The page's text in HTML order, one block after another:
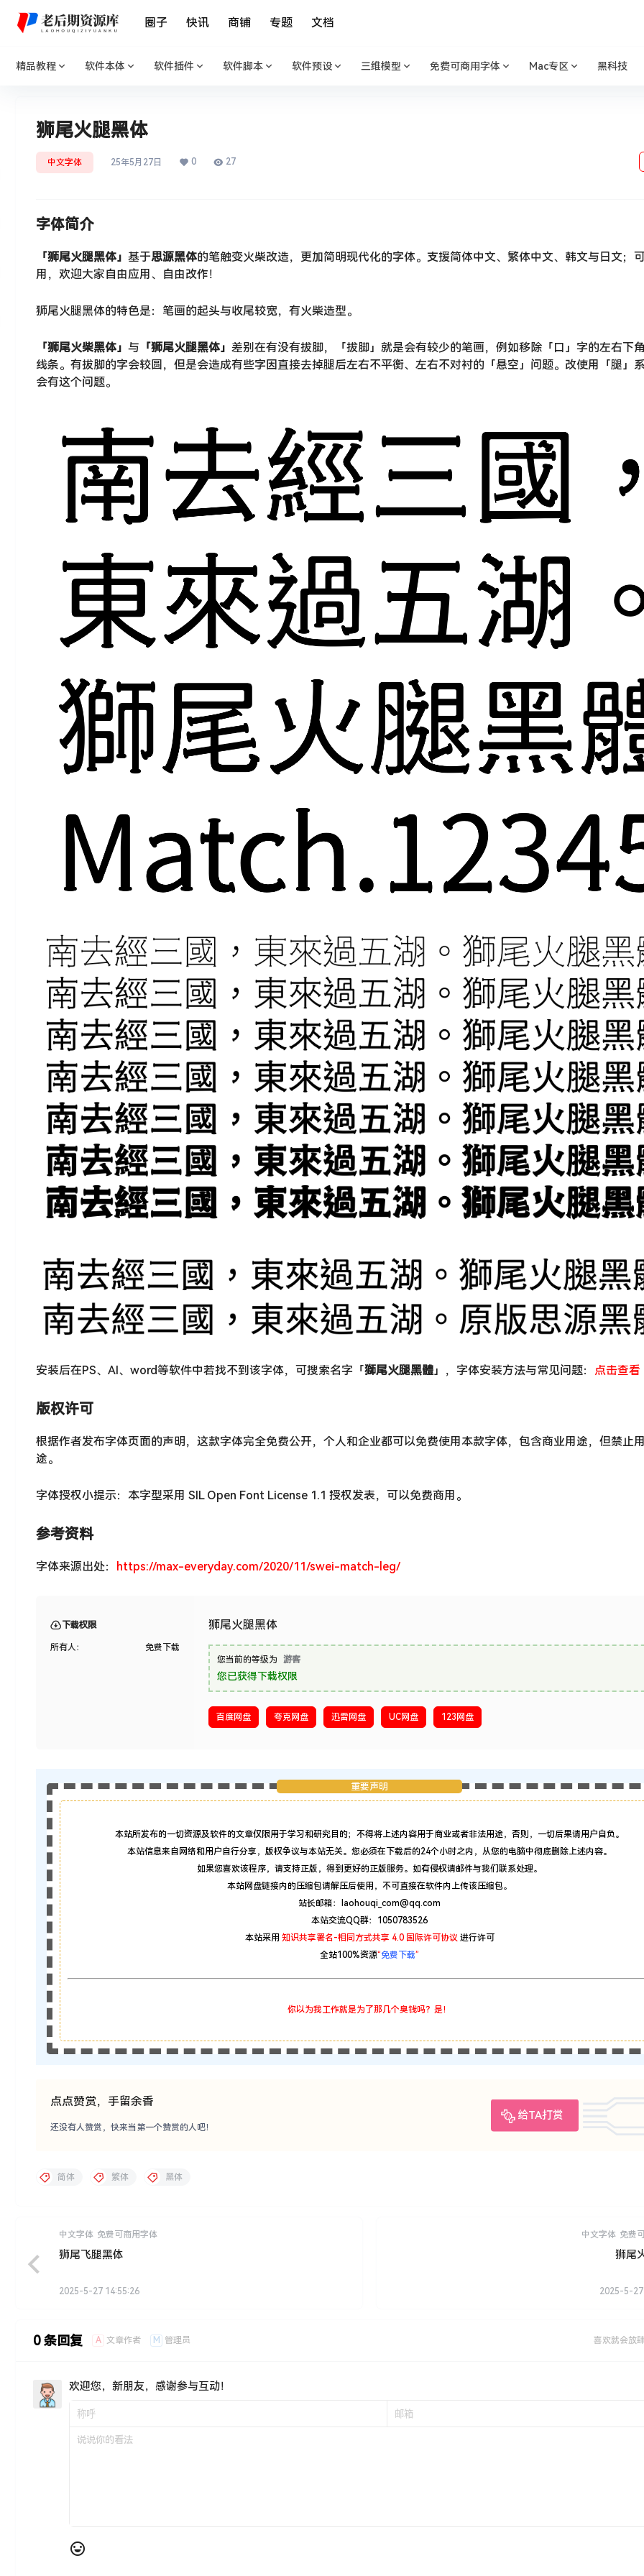
圈子 快讯 商铺 专题 文档
精品教程 软件本体 软件插件 软件脚本 软件预设 三维模型 免费可商用字体 Mac专区 黑科技
狮尾火腿黑体
中文字体 25年5月27日 0 27
字体简介
「狮尾火腿黑体」 基于思源黑体的笔触变火柴改造，更加简明现代化的字体。支援简体中文、繁体中文、韩文与日文；
用，欢迎大家自由应用、自由改作！
狮尾火腿黑体的特色是：笔画的起头与收尾较宽，有火柴造型。
「狮尾火柴黑体」 与 「狮尾火腿黑体」 差别在有没有拔脚，「拔脚」就是会有较少的笔画，例如移除「口」字的左右下
线条。有拔脚的字会较圆，但是会造成有些字因直接去掉腿后左右不平衡、左右不对衬的「悬空」问题。改使用「腿」
会有这个问题。
安装后在PS、AI、word等软件中若找不到该字体，可搜索名字「獅尾火腿黑體」，字体安装方法与常见问题： 点击查看
版权许可
根据作者发布字体页面的声明，这款字体完全免费公开，个人和企业都可以免费使用本款字体，包含商业用途，但禁止
途。
字体授权小提示：本字型采用 SIL Open Font License 1.1 授权发表，可以免费商用。
参考资料
字体来源出处： https://max-everyday.com/2020/11/swei-match-leg/
下载权限
所有人： 免费下载
狮尾火腿黑体
您当前的等级为 游客
您已获得下载权限
百度网盘 夸克网盘 迅雷网盘 UC网盘 123网盘
重要声明
本站所发布的一切资源及软件的文章仅限用于学习和研究目的；不得将上述内容用于商业或者非法用途，否则，一切后果请用户自负。
本站信息来自网络和用户自行分享，版权争议与本站无关。您必须在下载后的24个小时之内，从您的电脑中彻底删除上述内容。
如果您喜欢该程序，请支持正版，得到更好的正版服务。如有侵权请邮件与我们联系处理。
本站网盘链接内的压缩包请解压后使用，不可直接在软件内上传该压缩包。
站长邮箱：laohouqi_com@qq.com
本站交流QQ群：1050783526
本站采用 知识共享署名-相同方式共享 4.0 国际许可协议 进行许可
全站100%资源“免费下载”
你以为我工作就是为了那几个臭钱吗？是！
点点赞赏，手留余香
给TA打赏
还没有人赞赏，快来当第一个赞赏的人吧！
简体 繁体 黑体
中文字体 免费可商用字体
狮尾飞腿黑体
2025-5-27 14:55:26
中文字体 免费
狮尾
2025-5-
0 条回复 A 文章作者 M 管理员 喜欢就会放
欢迎您，新朋友，感谢参与互动！